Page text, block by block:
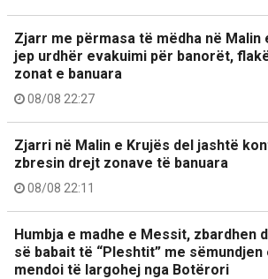
Zjarr me përmasa të mëdha në Malin
jep urdhër evakuimi për banorët,
zonat e banuara
08/08 22:27
Zjarri në Malin e Krujës del jashtë
zbresin drejt zonave të banuara
08/08 22:11
Humbja e madhe e Messit, zbardhen
së babait të “Pleshtit” me sëmundjen
mendoi të largohej nga Botërori